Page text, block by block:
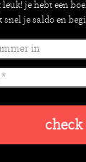
leuk! je hebt een
snel je saldo en
check